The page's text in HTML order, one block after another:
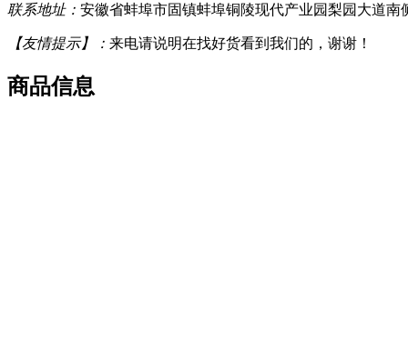
联系地址： 安徽省蚌埠市固镇蚌埠铜陵现代产业园梨园大道南
【友情提示】： 来电请说明在找好货看到我们的，谢谢！
商品信息